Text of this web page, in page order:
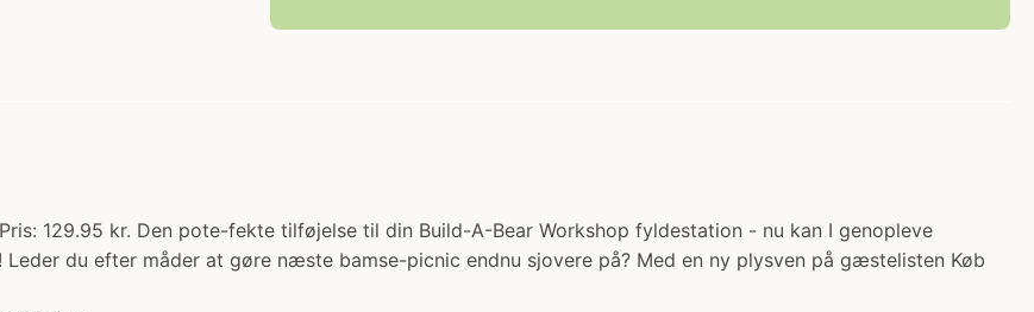
129.95 kr. Den pote-fekte tilføjelse til din Build-A-Bear Workshop fyldestation - nu kan I genopleve
du efter måder at gøre næste bamse-picnic endnu sjovere på? Med en ny plysven på gæstelisten Køb